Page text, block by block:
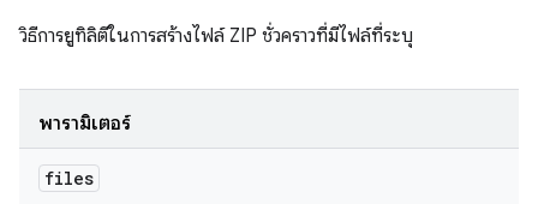
วิธีการยูทิลิตีในการสร้างไฟล์ ZIP ชั่วคราวที่มีไฟล์ที่ระบุ
พารามิเตอร์
files